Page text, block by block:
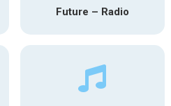
Future – Radio